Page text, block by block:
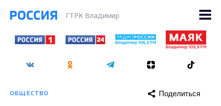
ГТРК Владимир
ОБЩЕСТВО Поделиться